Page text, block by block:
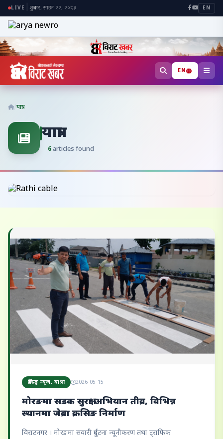
LIVE शुक्रबार, साउन २२, २०८३ EN
EN
/ यात्रा
यात्रा
6articles found
ब्रेकिङ्ग न्यूज, यात्रा 2026-05-15
मोरङमा सडक सुरक्षा अभियान तीव्र, विभिन्न
स्थानमा जेब्रा क्रसिङ निर्माण
विराटनगर । मोरङमा सवारी दुर्घटना न्यूनीकरण तथा ट्राफिक